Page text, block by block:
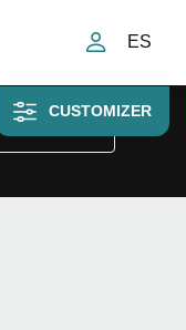
ES
CUSTOMIZER
premium